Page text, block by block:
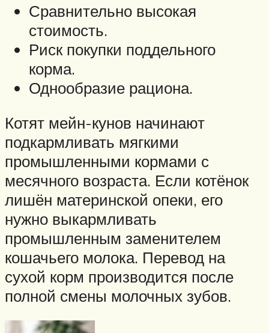
Сравнительно высокая
стоимость.
Риск покупки поддельного
корма.
Однообразие рациона.
Котят мейн-кунов начинают
подкармливать мягкими
промышленными кормами с
месячного возраста. Если котёнок
лишён материнской опеки, его
нужно выкармливать
промышленным заменителем
кошачьего молока. Перевод на
сухой корм производится после
полной смены молочных зубов.